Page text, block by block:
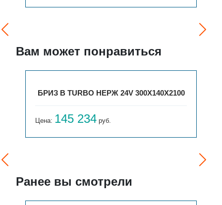
Вам может понравиться
БРИЗ В TURBO НЕРЖ 24V 300Х140Х2100
Цена: 145 234 руб.
Ранее вы смотрели